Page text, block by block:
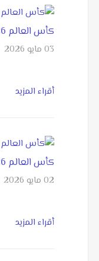
كأس العالم 2026 48 منت�…
03 مايو 2026
أقراء المزيد
كأس العالم 2026 مواجه…
02 مايو 2026
أقراء المزيد